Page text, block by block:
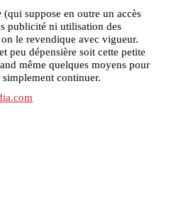
(qui suppose en outre un accès
publicité ni utilisation des
le revendique avec vigueur.
peu dépensière soit cette petite
même quelques moyens pour
continuer.